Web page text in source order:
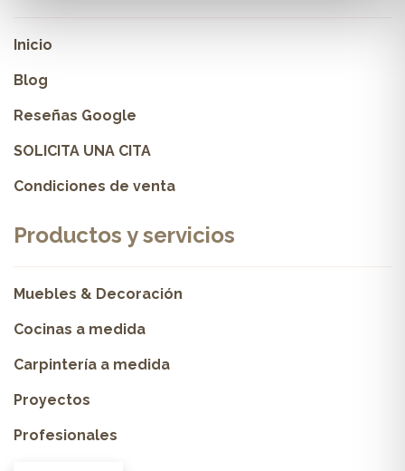
Inicio
Blog
Reseñas Google
SOLICITA UNA CITA
Condiciones de venta
Productos y servicios
Muebles & Decoración
Cocinas a medida
Carpintería a medida
Proyectos
Profesionales